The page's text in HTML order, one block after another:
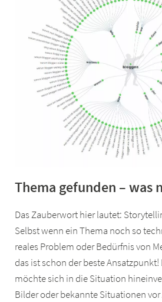
Thema gefunden – was
Das Zauberwort hier lautet:
Selbst wenn ein Thema noch so
reales Problem oder Bedürfnis von
das ist schon der beste Ansatzpunkt!
möchte sich in die Situation
Bilder oder bekannte Situationen vor